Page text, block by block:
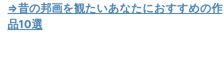
⇒昔の邦画を観たいあなたにおすすめの作
品10選